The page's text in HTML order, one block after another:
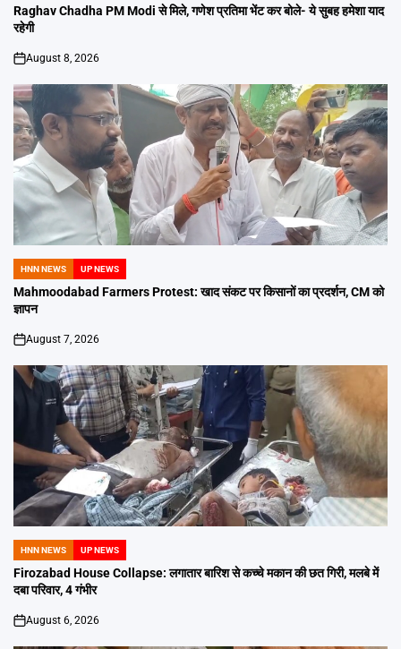
IN
Raghav Chadha PM Modi से मिले, गणेश प्रतिमा भेंट कर बोले- ये सुबह हमेशा याद
रहेगी
on
August 8, 2026
POSTED
IN
HNN NEWS UP NEWS
Mahmoodabad Farmers Protest: खाद संकट पर किसानों का प्रदर्शन, CM को
ज्ञापन
on
August 7, 2026
POSTED
IN
HNN NEWS UP NEWS
Firozabad House Collapse: लगातार बारिश से कच्चे मकान की छत गिरी, मलबे में
दबा परिवार, 4 गंभीर
on
August 6, 2026